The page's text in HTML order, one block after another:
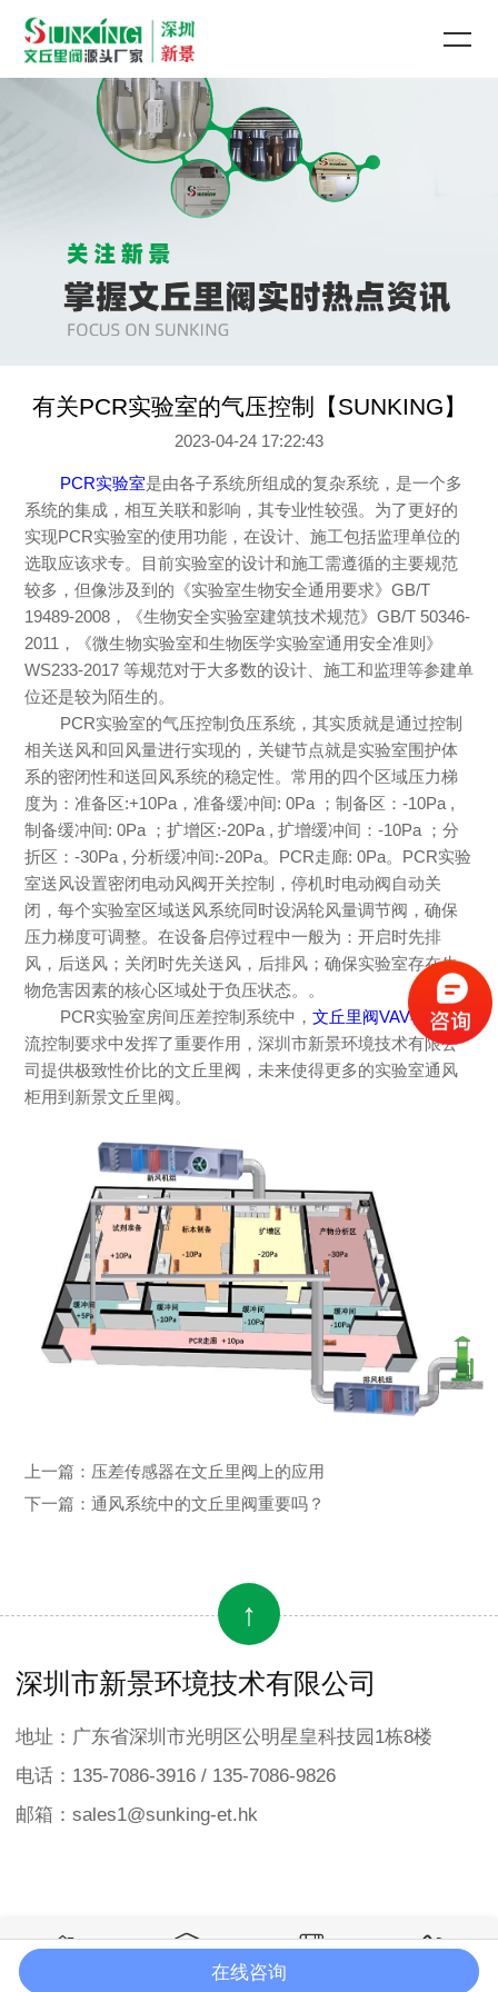
有关PCR实验室的气压控制【SUNKING】
2023-04-24 17:22:43
PCR实验室是由各子系统所组成的复杂系统，是一个多
系统的集成，相互关联和影响，其专业性较强。为了更好的
实现PCR实验室的使用功能，在设计、施工包括监理单位的
选取应该求专。目前实验室的设计和施工需遵循的主要规范
较多，但像涉及到的《实验室生物安全通用要求》GB/T
19489-2008，《生物安全实验室建筑技术规范》GB/T 50346-
2011，《微生物实验室和生物医学实验室通用安全准则》
WS233-2017 等规范对于大多数的设计、施工和监理等参建单
位还是较为陌生的。
PCR实验室的气压控制负压系统， 其实质就是通过控制
相关送风和回风量进行实现的，关键节点就是实验室围护体
系的密闭性和送回风系统的稳定性。常用的四个区域压力梯
度为：准备区:+10Pa，准备缓冲间: 0Pa ；制备区：-10Pa ,
制备缓冲间: 0Pa ；扩增区:-20Pa , 扩增缓冲间：-10Pa ；分
折区：-30Pa , 分析缓冲间:-20Pa。PCR走廊: 0Pa。PCR实验
室送风设置密闭电动风阀开关控制，停机时电动阀自动关
闭，每个实验室区域送风系统同时设涡轮风量调节阀，确保
压力梯度可调整。在设备启停过程中一般为：开启时先排
风，后送风；关闭时先关送风，后排风；确保实验室存在生
物危害因素的核心区域处于负压状态。。
PCR实验室房间压差控制系统中， 文丘里阀VAV在
其气
流控制要求中发挥了重要作用，深圳市新景环境技术有限公
司提供极致性价比的文丘里阀，未来使得更多的实验室通风
柜用到新景文丘里阀。
上一篇： 压差传感器在文丘里阀上的应用
下一篇： 通风系统中的文丘里阀重要吗？
↑
深圳市新景环境技术有限公司
地址：广东省深圳市光明区公明星皇科技园1栋8楼
电话：135-7086-3916 / 135-7086-9826
邮箱：sales1@sunking-et.hk
COPYRIGHT © 深圳市新景环境技术有限公司 版权所有
 
产品中心

在线咨询

在线咨询